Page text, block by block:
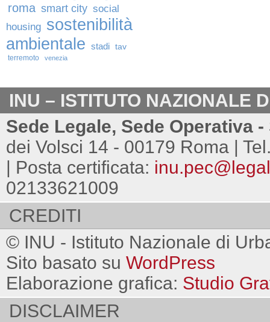
roma smart city social
housing sostenibilità
ambientale stadi tav
terremoto venezia
INU – ISTITUTO NAZIONALE
Sede Legale, Sede Operativa
dei Volsci 14 - 00179 Roma |
| Posta certificata:
02133621009
CREDITI
© INU - Istituto Nazionale di
Sito basato su WordPress
Elaborazione grafica: Studio
DISCLAIMER